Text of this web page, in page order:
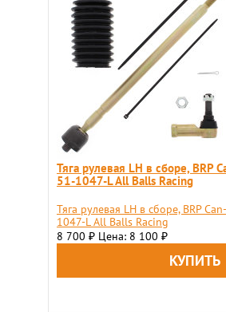
Тяга рулевая LH в сборе, BRP
51-1047-L All Balls Racing
Тяга рулевая LH в сборе, BRP
1047-L All Balls Racing
8 700 ₽ Цена: 8 100 ₽